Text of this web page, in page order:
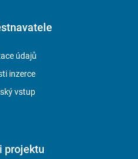
údajů
inzerce
vstup
projektu